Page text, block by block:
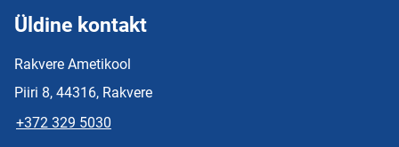
Üldine kontakt
Rakvere Ametikool
Piiri 8, 44316, Rakvere
+372 329 5030